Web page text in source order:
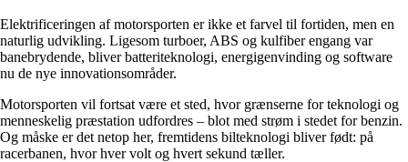
Elektrificeringen af motorsporten er ikke et farvel til fortiden, men en
naturlig udvikling. Ligesom turboer, ABS og kulfiber engang var
banebrydende, bliver batteriteknologi, energigenvinding og software
nu de nye innovationsområder.
Motorsporten vil fortsat være et sted, hvor grænserne for teknologi og
menneskelig præstation udfordres – blot med strøm i stedet for benzin.
Og måske er det netop her, fremtidens bilteknologi bliver født: på
racerbanen, hvor hver volt og hvert sekund tæller.